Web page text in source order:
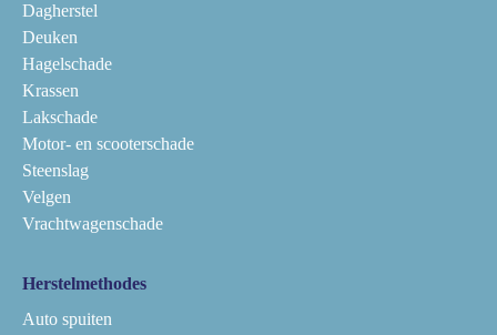
Dagherstel
Deuken
Hagelschade
Krassen
Lakschade
Motor- en scooterschade
Steenslag
Velgen
Vrachtwagenschade
Herstelmethodes
Auto spuiten